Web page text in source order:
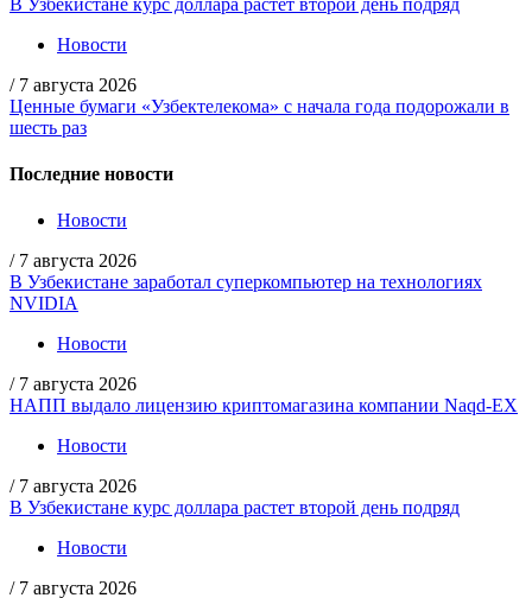
Новости
/ 7 августа 2026
Ценные бумаги «Узбектелекома» с начала года подорожали в
шесть раз
Последние новости
Новости
/ 7 августа 2026
В Узбекистане заработал суперкомпьютер на технологиях
NVIDIA
Новости
/ 7 августа 2026
НАПП выдало лицензию криптомагазина компании Naqd-EX
Новости
/ 7 августа 2026
В Узбекистане курс доллара растет второй день подряд
Новости
/ 7 августа 2026